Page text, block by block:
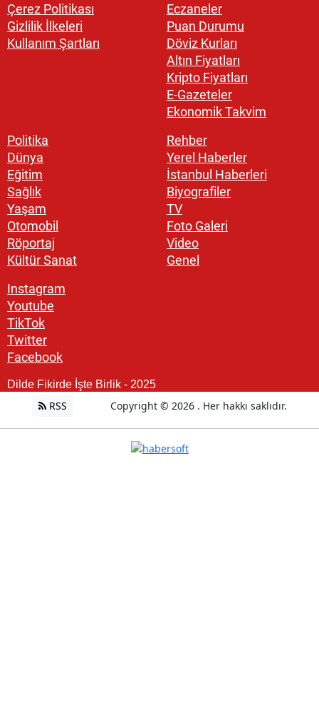
Çerez Politikası
Gizlilik İlkeleri
Kullanım Şartları
Eczaneler
Puan Durumu
Döviz Kurları
Altın Fiyatları
Kripto Fiyatları
E-Gazeteler
Ekonomik Takvim
Politika
Dünya
Eğitim
Sağlık
Yaşam
Otomobil
Röportaj
Kültür Sanat
Rehber
Yerel Haberler
İstanbul Haberleri
Biyografiler
TV
Foto Galeri
Video
Genel
Instagram
Youtube
TikTok
Twitter
Facebook
Dilde Fikirde İşte Birlik - 2025
RSS Copyright © 2026 . Her hakkı saklıdır.